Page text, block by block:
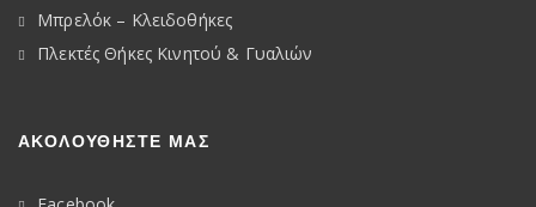
Μπρελόκ – Κλειδοθήκες
Πλεκτές Θήκες Κινητού & Γυαλιών
ΑΚΟΛΟΥΘΉΣΤΕ ΜΑΣ